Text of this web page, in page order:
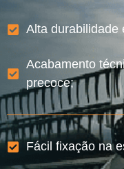
Alta durabilidade
Acabamento
precoce;
Fácil fixação na